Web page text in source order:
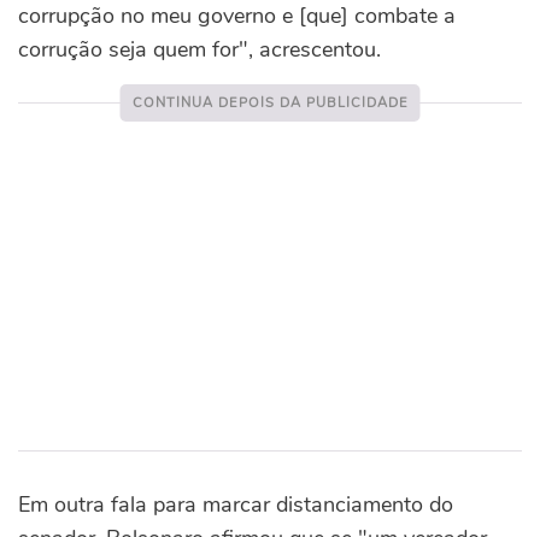
corrupção no meu governo e [que] combate a
corrução seja quem for", acrescentou.
Em outra fala para marcar distanciamento do